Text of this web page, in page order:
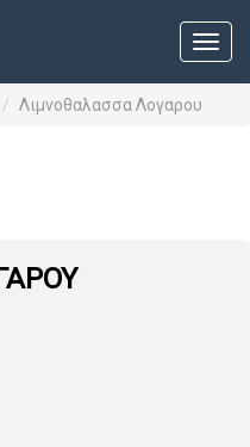
Λιμνοθαλασσα Λογαρου